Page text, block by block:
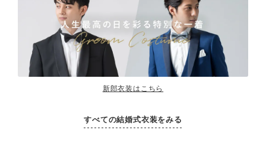
新郎衣装はこちら
すべての結婚式衣装をみる